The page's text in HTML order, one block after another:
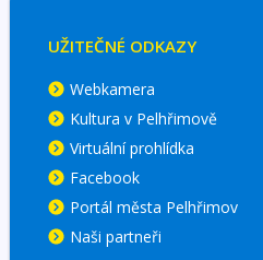
UŽITEČNÉ ODKAZY
Webkamera
Kultura v Pelhřimově
Virtuální prohlídka
Facebook
Portál města Pelhřimov
Naši partneři